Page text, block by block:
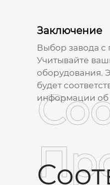
Заключение
Выбор завода
Учитывайте
оборудования.
будет
информации об